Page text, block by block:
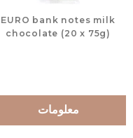
EURO bank notes milk
chocolate (20 x 75g)
معلومات